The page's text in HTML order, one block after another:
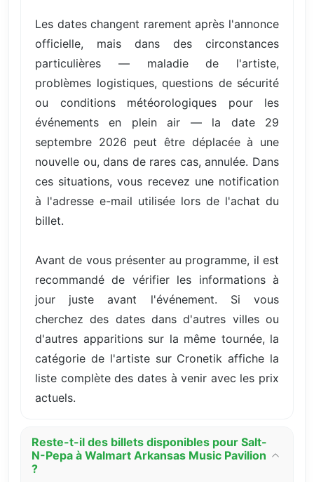
Les dates changent rarement après l'annonce
officielle, mais dans des circonstances
particulières — maladie de l'artiste,
problèmes logistiques, questions de sécurité
ou conditions météorologiques pour les
événements en plein air — la date 29
septembre 2026 peut être déplacée à une
nouvelle ou, dans de rares cas, annulée. Dans
ces situations, vous recevez une notification
à l'adresse e-mail utilisée lors de l'achat du
billet.
Avant de vous présenter au programme, il est
recommandé de vérifier les informations à
jour juste avant l'événement. Si vous
cherchez des dates dans d'autres villes ou
d'autres apparitions sur la même tournée, la
catégorie de l'artiste sur Cronetik affiche la
liste complète des dates à venir avec les prix
actuels.
Reste-t-il des billets disponibles pour Salt-
N-Pepa à Walmart Arkansas Music Pavilion
?